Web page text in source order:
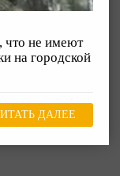
что не имеют
на городской
ДАЛЕЕ